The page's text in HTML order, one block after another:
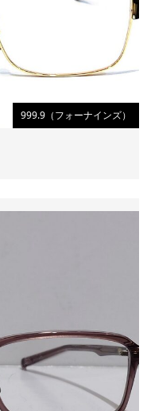
999.9（フォーナインズ）